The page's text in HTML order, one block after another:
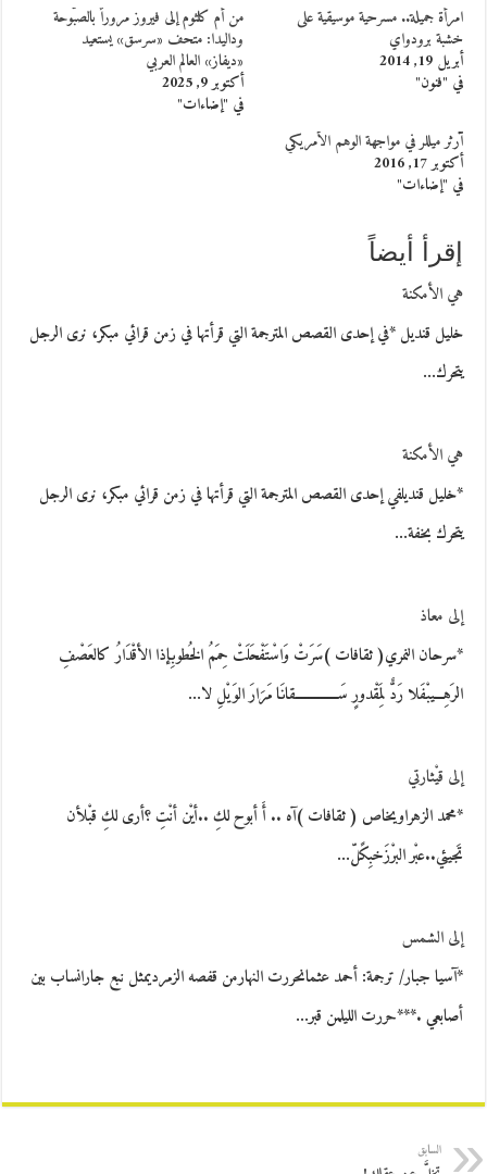
امرأة جميلة.. مسرحية موسيقية على
خشبة برودواي
أبريل 19, 2014
في "فنون"
من أم كلثوم إلى فيروز مروراً بالصبّوحة
وداليدا: متحف «سرسق» يستعيد
«ديفاز» العالم العربي
أكتوبر 9, 2025
في "إضاءات"
آرثر ميللر في مواجهة الوهم الأمريكي
أكتوبر 17, 2016
في "إضاءات"
إقرأ أيضاً
هي الأمكنة
خليل قنديل *في إحدى القصص المترجمة التي قرأتها في زمن قرائي مبكر، نرى الرجل
يتحرك…
هي الأمكنة
*خليل قنديلفي إحدى القصص المترجمة التي قرأتها في زمن قرائي مبكر، نرى الرجل
يتحرك بخفة…
إلى معاذ
*سرحان النمري( ثقافات )سَرَتْ وَاسْتَفْحَلَتْ حِمَمُ الخُطوبِإذا الأقْدَارُ كالعَصْفِ
الرَهِـــيبْفَلا رَدٌّ لِمَقْدورٍ سَـــــــــــــقانَا مَرَارَ الوَيْلِ لا…
إلى قيْثارتي
*محمد الزهراويخاص ( ثقافات )آه .. أَ أبوح لكِ ..أيْن أنْتِ ؟أرى لكِ قبْلأن
تَجيئي..عبْر البرْزَخبِكًلّ…
إلى الشمس
*آسيا جبار/ ترجمة: أحمد عثمانحررت النهارمن قفصه الزمرديمثل نبع جارانساب بين
أصابعي .***حررت الليلمن قبر…
السابق